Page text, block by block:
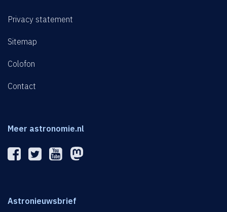
Privacy statement
Sitemap
Colofon
Contact
Meer astronomie.nl
Astronieuwsbrief